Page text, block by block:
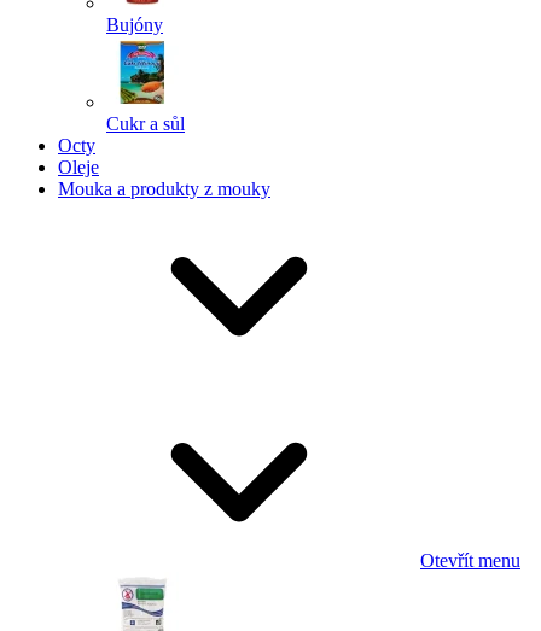
Bujóny
Cukr a sůl
Octy
Oleje
Mouka a produkty z mouky
Otevřít menu
Powered by chaterimo